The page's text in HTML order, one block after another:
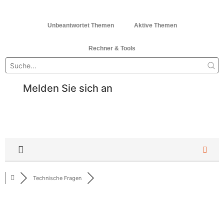
Unbeantwortet Themen Aktive Themen
Rechner & Tools
Melden Sie sich an
Technische Fragen